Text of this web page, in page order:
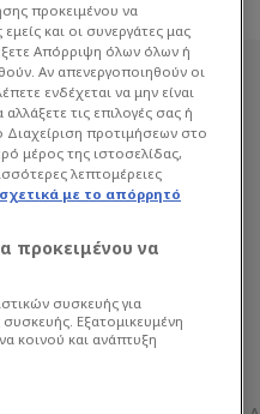
προκειμένου να
και οι συνεργάτες μας
Απόρριψη όλων όλων ή
Αν απενεργοποιηθούν οι
ενδέχεται να μην είναι
τις επιλογές σας ή
προτιμήσεων στο
μέρος της ιστοσελίδας,
λεπτομέρειες
με το απόρρητό
προκειμένου να
συσκευής για
Εξατομικευμένη
κοινού και ανάπτυξη